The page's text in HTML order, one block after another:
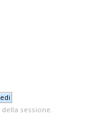
sessione.